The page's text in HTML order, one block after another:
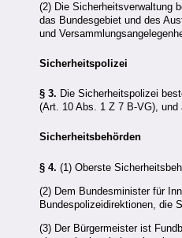
(2) Die Sicherheitsverwaltung
das Bundesgebiet und des
und
Sicherheitspolizei
§ 3. Die Sicherheitspolizei
(Art. 10 Abs. 1 Z 7 B-VG),
Sicherheitsbehörden
§ 4. (1) Oberste
(2) Dem Bundesminister für
Bundespolizeidirektionen, die
(3) Der Bürgermeister ist